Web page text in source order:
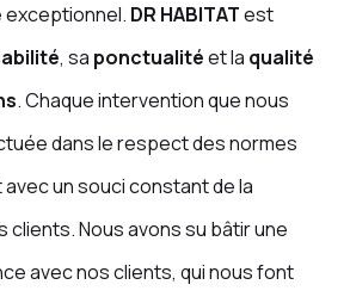
exceptionnel. DR HABITATest
, sa ponctualitéet la qualité
. Chaque intervention que nous
dans le respect des normes
un souci constant de la
Nous avons su bâtir une
avec nos clients, qui nous font